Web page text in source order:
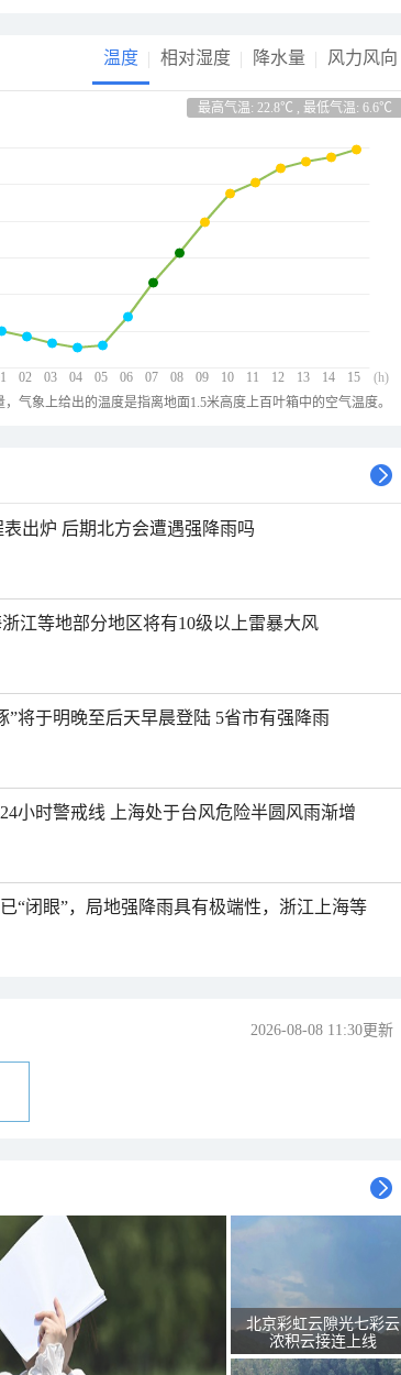
温度 相对湿度 降水量 风力风向
最高气温: 22.8℃ , 最低气温: 6.6℃
02 03 04 05 06 07 08 09 10 11 12 13 14 15 (h)
气象上给出的温度是指离地面1.5米高度上百叶箱中的空气温度。
出炉 后期北方会遭遇强降雨吗
江等地部分地区将有10级以上雷暴大风
”将于明晚至后天早晨登陆 5省市有强降雨
小时警戒线 上海处于台风危险半圆风雨渐增
“闭眼”，局地强降雨具有极端性，浙江上海等
2026-08-08 11:30更新
北京彩虹云隙光七彩云
浓积云接连上线